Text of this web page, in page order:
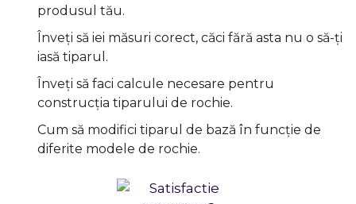
produsul tău.
Înveți să iei măsuri corect, căci fără asta nu o să-ți
iasă tiparul.
Înveți să faci calcule necesare pentru
construcția tiparului de rochie.
Cum să modifici tiparul de bază în funcție de
diferite modele de rochie.